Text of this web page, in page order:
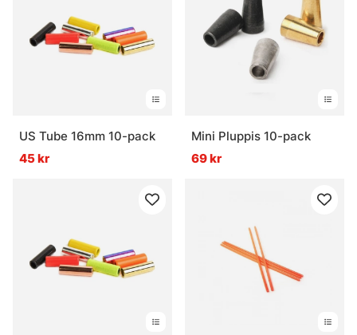
US Tube 16mm 10-pack
45 kr
Mini Pluppis 10-pack
69 kr